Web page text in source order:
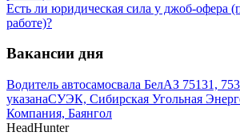
Есть ли юридическая сила у джоб-офера
работе)?
Вакансии дня
Водитель автосамосвала БелАЗ 75131,
указанаСУЭК, Сибирская Угольная
Компания, Баянгол
HeadHunter